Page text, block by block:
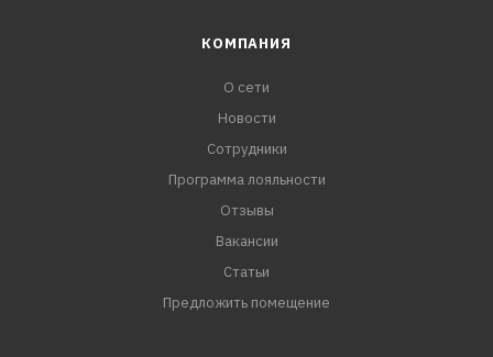
КОМПАНИЯ
О сети
Новости
Сотрудники
Программа лояльности
Отзывы
Вакансии
Статьи
Предложить помещение